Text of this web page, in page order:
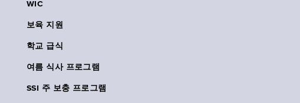
WIC
보육 지원
학교 급식
여름 식사 프로그램
SSI 주 보충 프로그램